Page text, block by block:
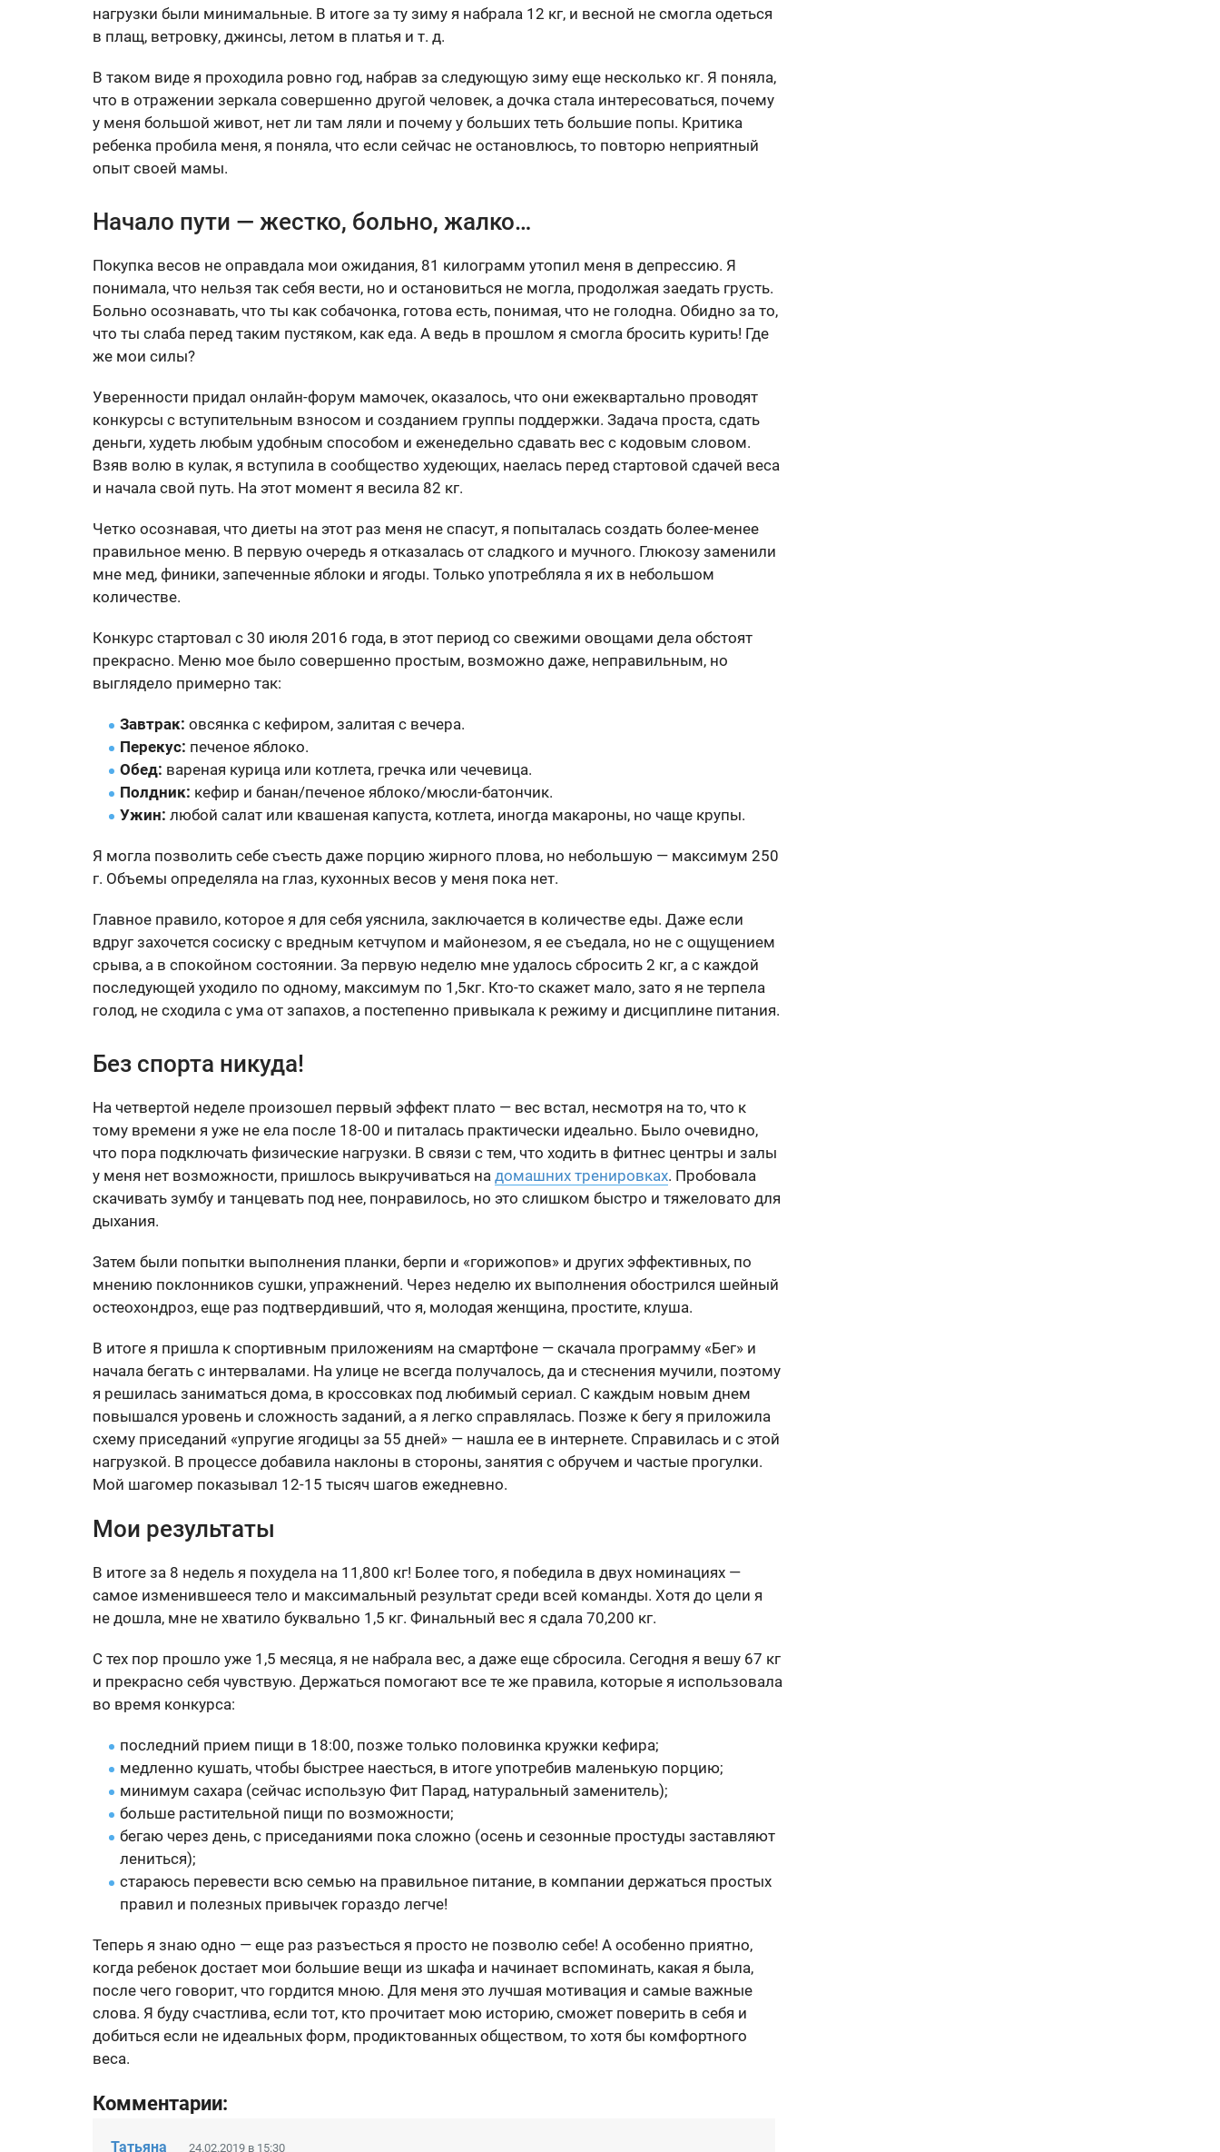
нагрузки были минимальные. В итоге за ту зиму я набрала 12 кг, и весной не смогла одеться
в плащ, ветровку, джинсы, летом в платья и т. д.
В таком виде я проходила ровно год, набрав за следующую зиму еще несколько кг. Я поняла,
что в отражении зеркала совершенно другой человек, а дочка стала интересоваться, почему
у меня большой живот, нет ли там ляли и почему у больших теть большие попы. Критика
ребенка пробила меня, я поняла, что если сейчас не остановлюсь, то повторю неприятный
опыт своей мамы.
Начало пути — жестко, больно, жалко…
Покупка весов не оправдала мои ожидания, 81 килограмм утопил меня в депрессию. Я
понимала, что нельзя так себя вести, но и остановиться не могла, продолжая заедать грусть.
Больно осознавать, что ты как собачонка, готова есть, понимая, что не голодна. Обидно за то,
что ты слаба перед таким пустяком, как еда. А ведь в прошлом я смогла бросить курить! Где
же мои силы?
Уверенности придал онлайн-форум мамочек, оказалось, что они ежеквартально проводят
конкурсы с вступительным взносом и созданием группы поддержки. Задача проста, сдать
деньги, худеть любым удобным способом и еженедельно сдавать вес с кодовым словом.
Взяв волю в кулак, я вступила в сообщество худеющих, наелась перед стартовой сдачей веса
и начала свой путь. На этот момент я весила 82 кг.
Четко осознавая, что диеты на этот раз меня не спасут, я попыталась создать более-менее
правильное меню. В первую очередь я отказалась от сладкого и мучного. Глюкозу заменили
мне мед, финики, запеченные яблоки и ягоды. Только употребляла я их в небольшом
количестве.
Конкурс стартовал с 30 июля 2016 года, в этот период со свежими овощами дела обстоят
прекрасно. Меню мое было совершенно простым, возможно даже, неправильным, но
выглядело примерно так:
Завтрак: овсянка с кефиром, залитая с вечера.
Перекус: печеное яблоко.
Обед: вареная курица или котлета, гречка или чечевица.
Полдник: кефир и банан/печеное яблоко/мюсли-батончик.
Ужин: любой салат или квашеная капуста, котлета, иногда макароны, но чаще крупы.
Я могла позволить себе съесть даже порцию жирного плова, но небольшую — максимум 250
г. Объемы определяла на глаз, кухонных весов у меня пока нет.
Главное правило, которое я для себя уяснила, заключается в количестве еды. Даже если
вдруг захочется сосиску с вредным кетчупом и майонезом, я ее съедала, но не с ощущением
срыва, а в спокойном состоянии. За первую неделю мне удалось сбросить 2 кг, а с каждой
последующей уходило по одному, максимум по 1,5кг. Кто-то скажет мало, зато я не терпела
голод, не сходила с ума от запахов, а постепенно привыкала к режиму и дисциплине питания.
Без спорта никуда!
На четвертой неделе произошел первый эффект плато — вес встал, несмотря на то, что к
тому времени я уже не ела после 18-00 и питалась практически идеально. Было очевидно,
что пора подключать физические нагрузки. В связи с тем, что ходить в фитнес центры и залы
у меня нет возможности, пришлось выкручиваться на домашних тренировках. Пробовала
скачивать зумбу и танцевать под нее, понравилось, но это слишком быстро и тяжеловато для
дыхания.
Затем были попытки выполнения планки, берпи и «горижопов» и других эффективных, по
мнению поклонников сушки, упражнений. Через неделю их выполнения обострился шейный
остеохондроз, еще раз подтвердивший, что я, молодая женщина, простите, клуша.
В итоге я пришла к спортивным приложениям на смартфоне — скачала программу «Бег» и
начала бегать с интервалами. На улице не всегда получалось, да и стеснения мучили, поэтому
я решилась заниматься дома, в кроссовках под любимый сериал. С каждым новым днем
повышался уровень и сложность заданий, а я легко справлялась. Позже к бегу я приложила
схему приседаний «упругие ягодицы за 55 дней» — нашла ее в интернете. Справилась и с этой
нагрузкой. В процессе добавила наклоны в стороны, занятия с обручем и частые прогулки.
Мой шагомер показывал 12-15 тысяч шагов ежедневно.
Мои результаты
В итоге за 8 недель я похудела на 11,800 кг! Более того, я победила в двух номинациях —
самое изменившееся тело и максимальный результат среди всей команды. Хотя до цели я
не дошла, мне не хватило буквально 1,5 кг. Финальный вес я сдала 70,200 кг.
С тех пор прошло уже 1,5 месяца, я не набрала вес, а даже еще сбросила. Сегодня я вешу 67 кг
и прекрасно себя чувствую. Держаться помогают все те же правила, которые я использовала
во время конкурса:
последний прием пищи в 18:00, позже только половинка кружки кефира;
медленно кушать, чтобы быстрее наесться, в итоге употребив маленькую порцию;
минимум сахара (сейчас использую Фит Парад, натуральный заменитель);
больше растительной пищи по возможности;
бегаю через день, с приседаниями пока сложно (осень и сезонные простуды заставляют
лениться);
стараюсь перевести всю семью на правильное питание, в компании держаться простых
правил и полезных привычек гораздо легче!
Теперь я знаю одно — еще раз разъесться я просто не позволю себе! А особенно приятно,
когда ребенок достает мои большие вещи из шкафа и начинает вспоминать, какая я была,
после чего говорит, что гордится мною. Для меня это лучшая мотивация и самые важные
слова. Я буду счастлива, если тот, кто прочитает мою историю, сможет поверить в себя и
добиться если не идеальных форм, продиктованных обществом, то хотя бы комфортного
веса.
Комментарии:
Татьяна 24.02.2019 в 15:30